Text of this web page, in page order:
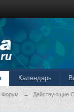
Календарь
Форум → Действующие